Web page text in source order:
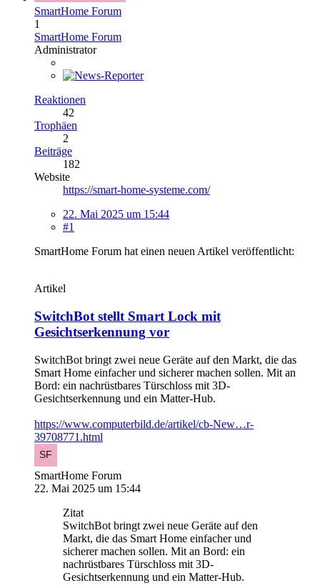
SmartHome Forum
1
SmartHome Forum
Administrator
Reaktionen
42
Trophäen
2
Beiträge
182
Website
https://smart-home-systeme.com/
22. Mai 2025 um 15:44
#1
SmartHome Forum hat einen neuen Artikel veröffentlicht:
Artikel
SwitchBot stellt Smart Lock mit
Gesichtserkennung vor
SwitchBot bringt zwei neue Geräte auf den Markt, die das
Smart Home einfacher und sicherer machen sollen. Mit an
Bord: ein nachrüstbares Türschloss mit 3D-
Gesichtserkennung und ein Matter-Hub.
https://www.computerbild.de/artikel/cb-New…r-
39708771.html
SmartHome Forum
22. Mai 2025 um 15:44
Zitat
SwitchBot bringt zwei neue Geräte auf den
Markt, die das Smart Home einfacher und
sicherer machen sollen. Mit an Bord: ein
nachrüstbares Türschloss mit 3D-
Gesichtserkennung und ein Matter-Hub.